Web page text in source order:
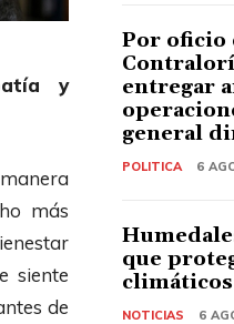
y
más
siente
de
Por oficio
entregar
general
POLITICA 6
que
NOTICIAS 6